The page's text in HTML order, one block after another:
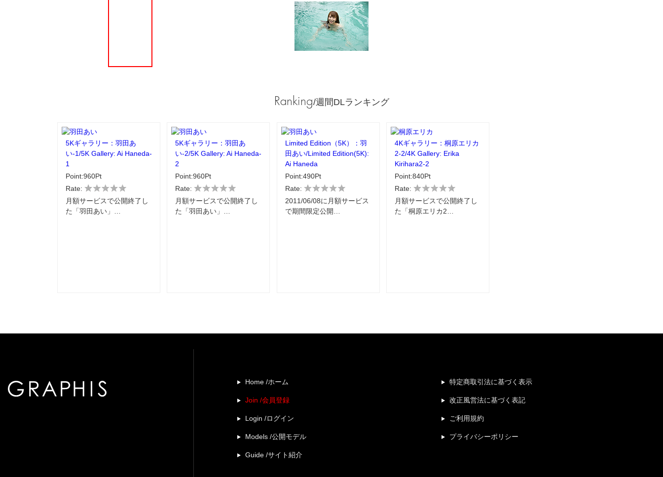
Ranking/週間DLランキング
5Kギャラリー：羽田あ
い-1/5K Gallery: Ai Haneda-
1
Point:960Pt
Rate:
月額サービスで公開終了し
た「羽田あい」…
5Kギャラリー：羽田あ
い-2/5K Gallery: Ai Haneda-
2
Point:960Pt
Rate:
月額サービスで公開終了し
た「羽田あい」…
Limited Edition（5K）：羽
田あい/Limited Edition(5K):
Ai Haneda
Point:490Pt
Rate:
2011/06/08に月額サービス
で期間限定公開…
4Kギャラリー：桐原エリカ
2-2/4K Gallery: Erika
Kirihara2-2
Point:840Pt
Rate:
月額サービスで公開終了し
た「桐原エリカ2…
Home /ホーム
Join /会員登録
Login /ログイン
Models /公開モデル
Guide /サイト紹介
特定商取引法に基づく表示
改正風営法に基づく表記
ご利用規約
プライバシーポリシー